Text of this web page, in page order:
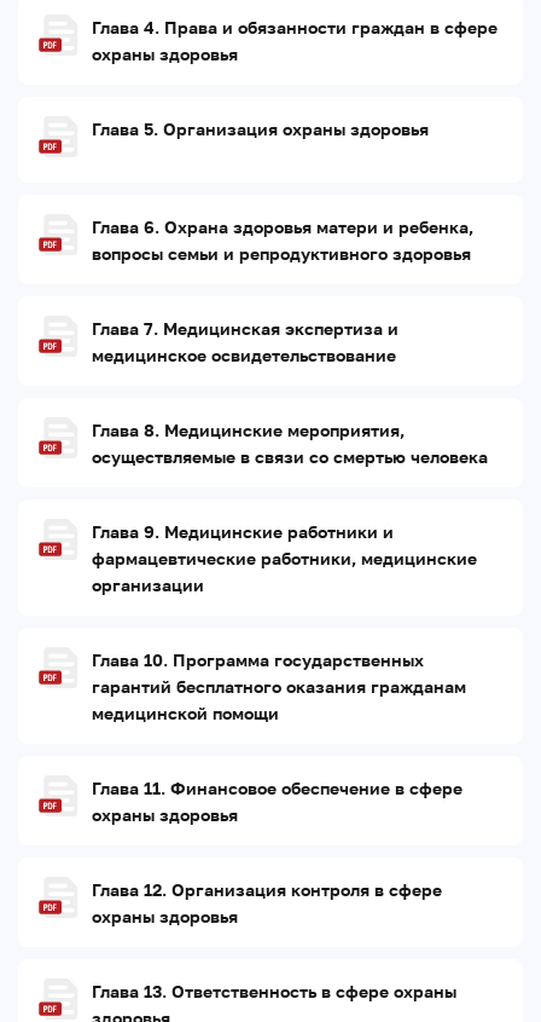
Глава 4. Права и обязанности граждан в сфере
охраны здоровья
Глава 5. Организация охраны здоровья
Глава 6. Охрана здоровья матери и ребенка,
вопросы семьи и репродуктивного здоровья
Глава 7. Медицинская экспертиза и
медицинское освидетельствование
Глава 8. Медицинские мероприятия,
осуществляемые в связи со смертью человека
Глава 9. Медицинские работники и
фармацевтические работники, медицинские
организации
Глава 10. Программа государственных
гарантий бесплатного оказания гражданам
медицинской помощи
Глава 11. Финансовое обеспечение в сфере
охраны здоровья
Глава 12. Организация контроля в сфере
охраны здоровья
Глава 13. Ответственность в сфере охраны
здоровья